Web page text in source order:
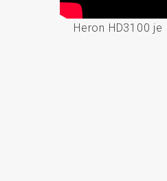
Heron HD3100